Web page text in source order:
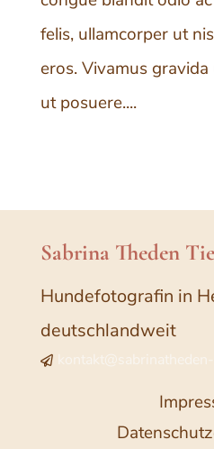
felis, ullamcorper ut
eros. Vivamus
ut posuere....
Sabrina Theden
Hundefotografin in
deutschlandweit
